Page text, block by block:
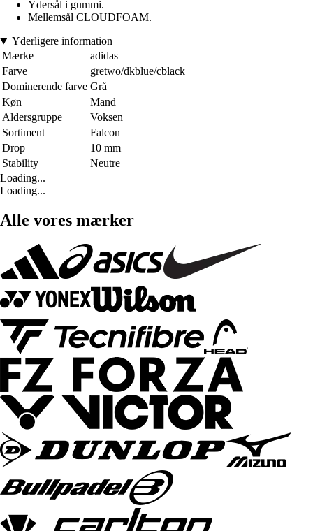
Ydersål i gummi.
Mellemsål CLOUDFOAM.
Yderligere information
Mærke
adidas
Farve
gretwo/dkblue/cblack
Dominerende farve Grå
Køn
Mand
Aldersgruppe
Voksen
Sortiment
Falcon
Drop
10 mm
Stability
Neutre
Loading...
Loading...
Alle vores mærker